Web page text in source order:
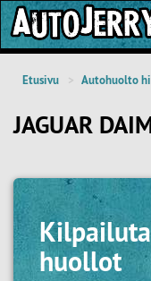
Etusivu Autohuolto
JAGUAR
huollot